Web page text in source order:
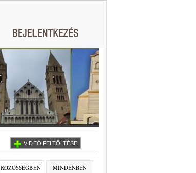
VIDEÓ FELTÖLTÉSE
KÖZÖSSÉGBEN MINDENBEN